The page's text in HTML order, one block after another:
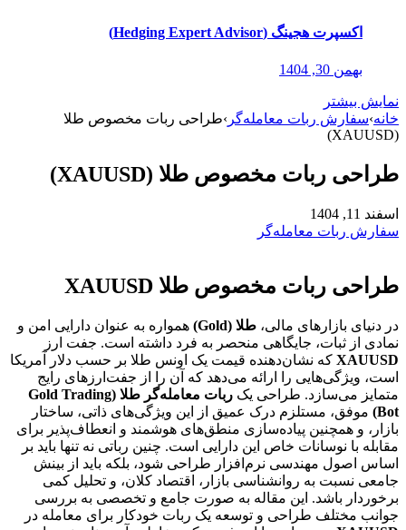
اکسپرت هجینگ (Hedging Expert Advisor)
بهمن 30, 1404
نمایش بیشتر
خانه›سفارش ربات معامله‌گر ›طراحی ربات مخصوص طلا
(XAUUSD)
طراحی ربات مخصوص طلا (XAUUSD)
اسفند 11, 1404
سفارش ربات معامله‌گر
طراحی ربات مخصوص طلا XAUUSD
در دنیای بازارهای مالی، طلا (Gold)
همواره به عنوان دارایی امن و
نمادی از ثبات، جایگاهی منحصر به فرد داشته است. جفت ارز
XAUUSD که نشان‌دهنده قیمت یک اونس طلا بر حسب دلار آمریکا
است، ویژگی‌هایی را ارائه می‌دهد که آن را از جفت‌ارزهای رایج
متمایز می‌سازد. طراحی یک
ربات معامله‌گر طلا (Gold Trading
Bot) موفق، مستلزم درک عمیق از این ویژگی‌های ذاتی، ساختار
بازار، و همچنین پیاده‌سازی منطق‌های هوشمند و انعطاف‌پذیر برای
مقابله با نوسانات خاص این دارایی است. چنین رباتی نه تنها باید بر
اساس اصول مهندسی نرم‌افزار طراحی شود، بلکه باید از بینش
جامعی نسبت به روانشناسی بازار، اقتصاد کلان، و تحلیل کمی
برخوردار باشد. این مقاله به صورت جامع و تخصصی به بررسی
جوانب مختلف طراحی و توسعه یک ربات خودکار برای معامله در